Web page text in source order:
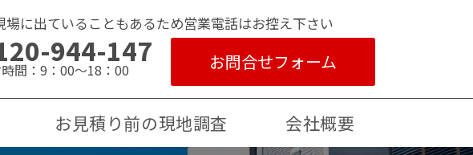
場に出ていることもあるため営業電話はお控え下さい
944-147
間：9：00～18：00 お問合せフォーム
お見積り前の現地調査 会社概要